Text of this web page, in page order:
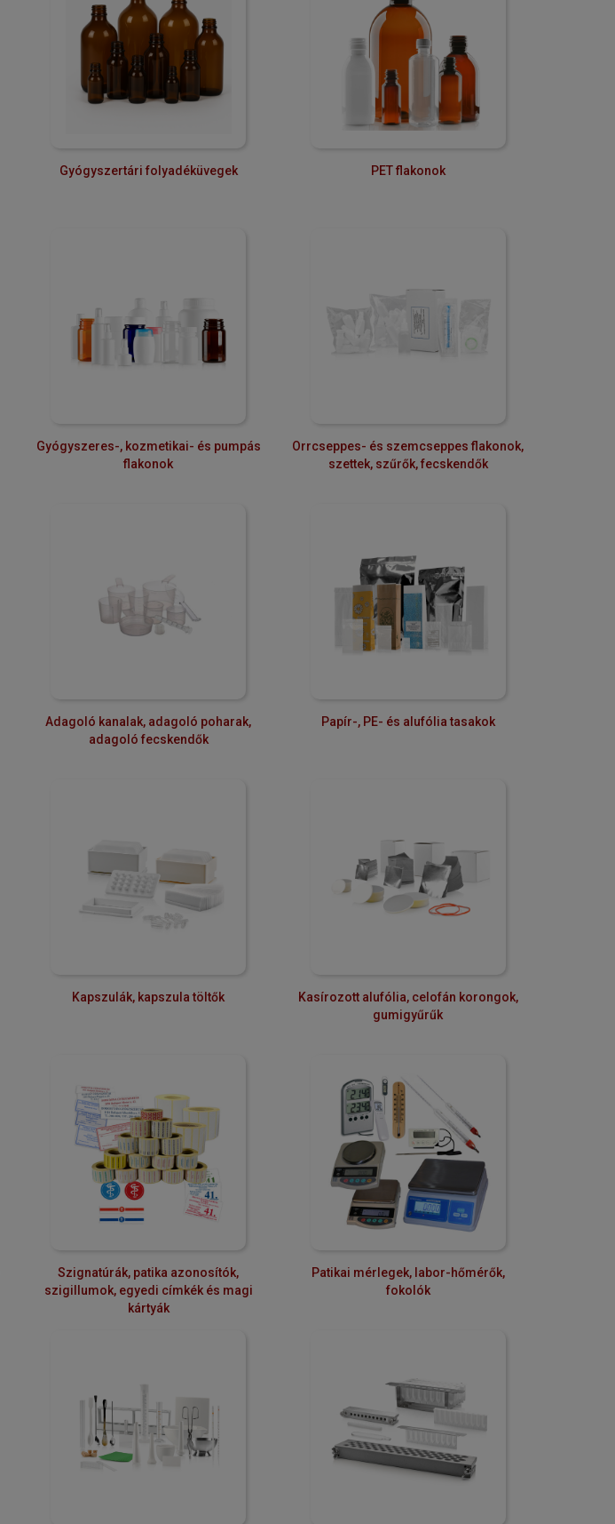
Gyógyszertári folyadéküvegek PET flakonok
Gyógyszeres-, kozmetikai- és pumpás
flakonok
Orrcseppes- és szemcseppes flakonok,
szettek, szűrők, fecskendők
Adagoló kanalak, adagoló poharak,
adagoló fecskendők
Papír-, PE- és alufólia tasakok
Kapszulák, kapszula töltők
Kasírozott alufólia, celofán korongok,
gumigyűrűk
Szignatúrák, patika azonosítók,
szigillumok, egyedi címkék és magi
kártyák
Patikai mérlegek, labor-hőmérők,
fokolók